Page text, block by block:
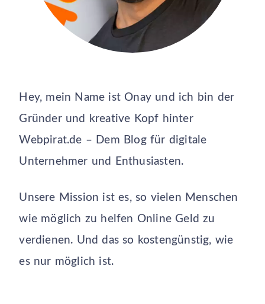
Hey, mein Name ist Onay und ich bin der
Gründer und kreative Kopf hinter
Webpirat.de – Dem Blog für digitale
Unternehmer und Enthusiasten.
Unsere Mission ist es, so vielen Menschen
wie möglich zu helfen Online Geld zu
verdienen. Und das so kostengünstig, wie
es nur möglich ist.